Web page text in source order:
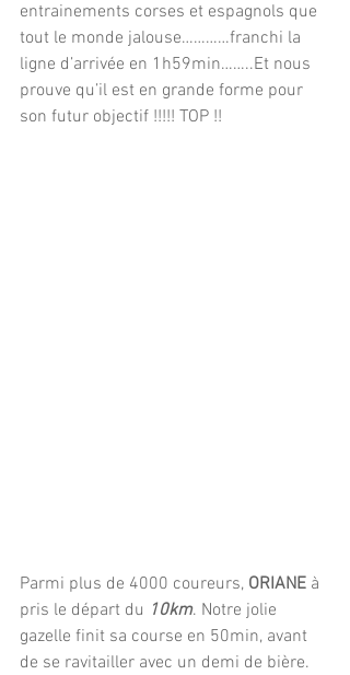
entrainements corses et espagnols que
tout le monde jalouse…………franchi la
ligne d’arrivée en 1h59min……..Et nous
prouve qu’il est en grande forme pour
son futur objectif !!!!! TOP !!
Parmi plus de 4000 coureurs, ORIANE à
pris le départ du 10km. Notre jolie
gazelle finit sa course en 50min, avant
de se ravitailler avec un demi de bière.